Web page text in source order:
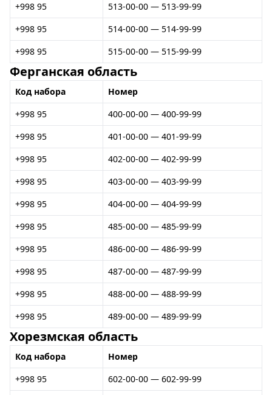
+998 95
513-00-00 — 513-99-99
+998 95
514-00-00 — 514-99-99
+998 95
515-00-00 — 515-99-99
Ферганская область
Код набора
Номер
+998 95
400-00-00 — 400-99-99
+998 95
401-00-00 — 401-99-99
+998 95
402-00-00 — 402-99-99
+998 95
403-00-00 — 403-99-99
+998 95
404-00-00 — 404-99-99
+998 95
485-00-00 — 485-99-99
+998 95
486-00-00 — 486-99-99
+998 95
487-00-00 — 487-99-99
+998 95
488-00-00 — 488-99-99
+998 95
489-00-00 — 489-99-99
Хорезмская область
Код набора
Номер
+998 95
602-00-00 — 602-99-99